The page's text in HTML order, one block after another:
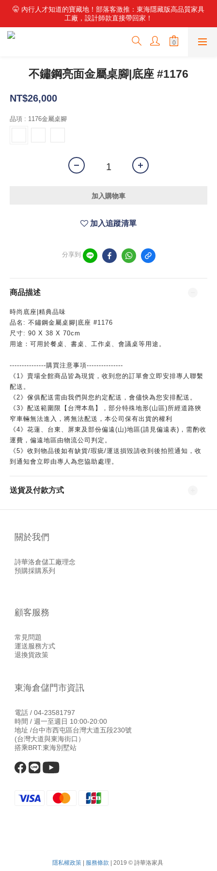
✨ 新・石尚主義！頂級石材家具震撼登場，搭配零重力電動沙發，
重新定義居家舒適。
🤫 內行人才知道的寶藏地！部落客激推：東海隱藏版高品質家具
工廠，設計師款直接帶回家！
🏭 不用再比價！東海最強倉儲工廠來了，數百款好家具現貨供
應，直營價輕鬆換新家！
重新定義居家舒適。
不鏽鋼亮面金屬桌腳|底座 #1176
NT$26,000
品項 : 1176金屬桌腳
加入購物車
加入追蹤清單
分享到
商品描述
時尚底座|精典品味
品名: 不鏽鋼金屬桌腳|底座 #1176
尺寸: 90 X 38 X 70cm
用途：可用於餐桌、書桌、工作桌、會議桌等用途。
---------------購買注意事項---------------
《1》賣場全館商品皆為現貨，收到您的訂單會立即安排專人聯繫
配送。
《2》傢俱配送需由我們與您約定配送，會儘快為您安排配送。
《3》配送範圍限【台灣本島】，部分特殊地形(山區)所經道路狹
窄車輛無法進入，將無法配送，本公司保有出貨的權利
《4》花蓮、台東、屏東及部份偏遠(山)地區(請見偏遠表)，需酌收
運費，偏遠地區由物流公司判定。
《5》收到物品後如有缺貨/瑕疵/運送損毀請收到後拍照通知，收
到通知會立即由專人為您協助處理。
送貨及付款方式
關於我們
詩華洛倉儲工廠理念
預購採購系列
顧客服務
常見問題
運送服務方式
退換貨政策
東海倉儲門市資訊
電話 / 04-23581797
時間 / 週一至週日 10:00-20:00
地址 /台中市西屯區台灣大道五段230號
(台灣大道與東海街口）
搭乘BRT:東海別墅站
隱私權政策 服務條款 | 2019 © 詩華洛家具